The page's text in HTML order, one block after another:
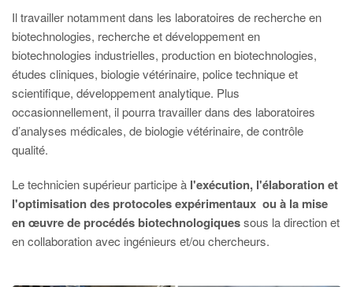
Il travailler notamment dans les laboratoires de recherche en
biotechnologies, recherche et développement en
biotechnologies industrielles, production en biotechnologies,
études cliniques, biologie vétérinaire, police technique et
scientifique, développement analytique. Plus
occasionnellement, il pourra travailler dans des laboratoires
d’analyses médicales, de biologie vétérinaire, de contrôle
qualité.
Le technicien supérieur participe à l'exécution, l'élaboration et
l'optimisation des protocoles expérimentaux ou à la mise
en œuvre de procédés biotechnologiquessous la direction et
en collaboration avec ingénieurs et/ou chercheurs.